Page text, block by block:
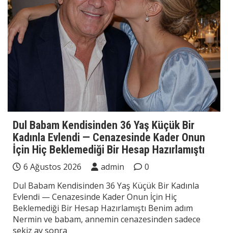
Dul Babam Kendisinden 36 Yaş Küçük Bir
Kadınla Evlendi — Cenazesinde Kader Onun
İçin Hiç Beklemediği Bir Hesap Hazırlamıştı
6 Ağustos 2026 admin
0
Dul Babam Kendisinden 36 Yaş Küçük Bir Kadınla
Evlendi — Cenazesinde Kader Onun İçin Hiç
Beklemediği Bir Hesap Hazırlamıştı Benim adım
Nermin ve babam, annemin cenazesinden sadece
sekiz ay sonra